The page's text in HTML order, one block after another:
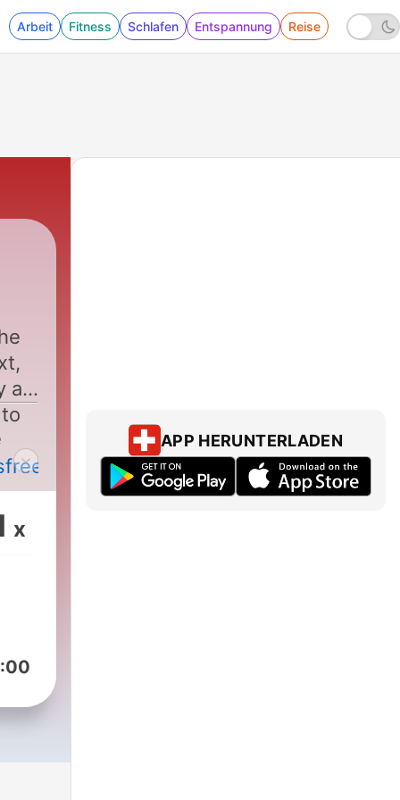
Arbeit Fitness Schlafen Entspannung Reise
a
x
APP HERUNTERLADEN